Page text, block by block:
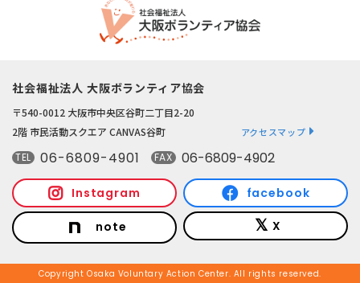
社会福祉法人 大阪ボランティア協会
〒540-0012 大阪市中央区谷町二丁目2-20
2階 市民活動スクエア CANVAS谷町
アクセスマップ
TEL 06-6809-4901 FAX 06-6809-4902
Instagram facebook
note X
Copyright Osaka Voluntary Action Center. All rights reserved.